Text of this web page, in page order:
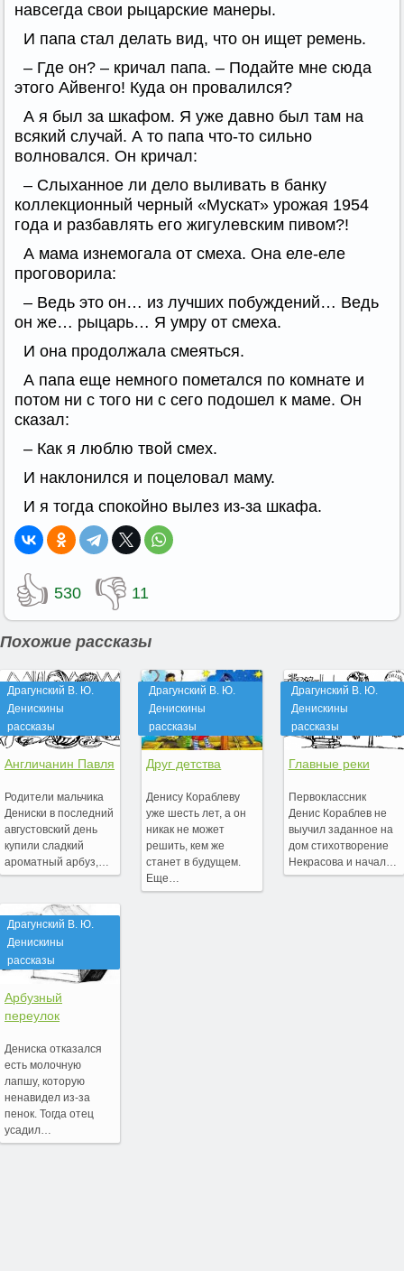
навсегда свои рыцарские манеры.
И папа стал делать вид, что он ищет ремень.
– Где он? – кричал папа. – Подайте мне сюда
этого Айвенго! Куда он провалился?
А я был за шкафом. Я уже давно был там на
всякий случай. А то папа что-то сильно
волновался. Он кричал:
– Слыханное ли дело выливать в банку
коллекционный черный «Мускат» урожая 1954
года и разбавлять его жигулевским пивом?!
А мама изнемогала от смеха. Она еле-еле
проговорила:
– Ведь это он… из лучших побуждений… Ведь
он же… рыцарь… Я умру от смеха.
И она продолжала смеяться.
А папа еще немного пометался по комнате и
потом ни с того ни с сего подошел к маме. Он
сказал:
– Как я люблю твой смех.
И наклонился и поцеловал маму.
И я тогда спокойно вылез из-за шкафа.
👍 530 👎 11
Похожие рассказы
Драгунский В. Ю.
Денискины
рассказы
Англичанин Павля
Родители мальчика
Дениски в последний
августовский день
купили сладкий
ароматный арбуз,…
Драгунский В. Ю.
Денискины
рассказы
Арбузный
переулок
Дениска отказался
есть молочную
лапшу, которую
ненавидел из-за
пенок. Тогда отец
усадил…
Драгунский В. Ю.
Денискины
рассказы
Друг детства
Денису Кораблеву
уже шесть лет, а он
никак не может
решить, кем же
станет в будущем.
Еще…
Драгунский В. Ю.
Денискины
рассказы
Главные реки
Первоклассник
Денис Кораблев не
выучил заданное на
дом стихотворение
Некрасова и начал…